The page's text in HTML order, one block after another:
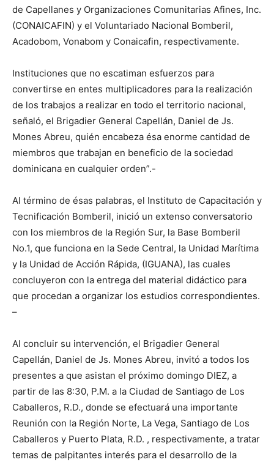
de Capellanes y Organizaciones Comunitarias Afines, Inc.
(CONAICAFIN) y el Voluntariado Nacional Bomberil,
Acadobom, Vonabom y Conaicafin, respectivamente.
Instituciones que no escatiman esfuerzos para
convertirse en entes multiplicadores para la realización
de los trabajos a realizar en todo el territorio nacional,
señaló, el Brigadier General Capellán, Daniel de Js.
Mones Abreu, quién encabeza ésa enorme cantidad de
miembros que trabajan en beneficio de la sociedad
dominicana en cualquier orden”.-
Al término de ésas palabras, el Instituto de Capacitación y
Tecnificación Bomberil, inició un extenso conversatorio
con los miembros de la Región Sur, la Base Bomberil
No.1, que funciona en la Sede Central, la Unidad Marítima
y la Unidad de Acción Rápida, (IGUANA), las cuales
concluyeron con la entrega del material didáctico para
que procedan a organizar los estudios correspondientes.
–
Al concluir su intervención, el Brigadier General
Capellán, Daniel de Js. Mones Abreu, invitó a todos los
presentes a que asistan el próximo domingo DIEZ, a
partir de las 8:30, P.M. a la Ciudad de Santiago de Los
Caballeros, R.D., donde se efectuará una importante
Reunión con la Región Norte, La Vega, Santiago de Los
Caballeros y Puerto Plata, R.D. , respectivamente, a tratar
temas de palpitantes interés para el desarrollo de la